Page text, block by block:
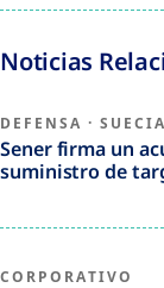
Noticias
DEFENSA · SUECIA
Sener firma un
suministro de
CORPORATIVO